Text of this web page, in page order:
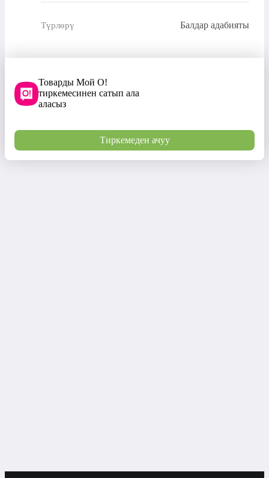
Түрлөрү Балдар адабияты
Товарды Мой О!
тиркемесинен сатып ала
аласыз
Тиркемеден ачуу